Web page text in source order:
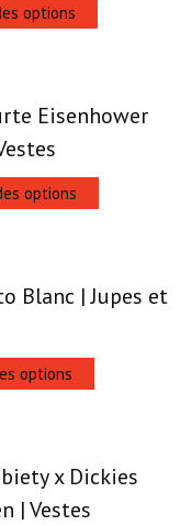
options
Eisenhower
options
Blanc | Jupes et
options
x Dickies
| Vestes